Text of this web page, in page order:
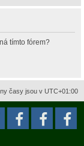
tímto fórem?
časy jsou v UTC+01:00